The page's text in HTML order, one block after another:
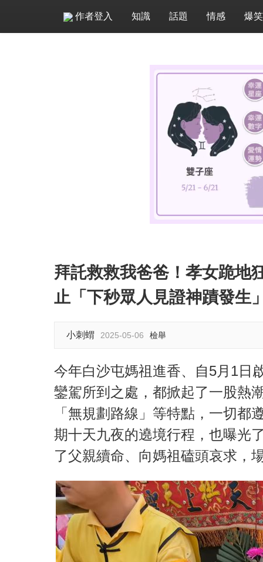
作者登入 知識 話題 情感 爆笑
拜託救救我爸爸！孝女跪
止「下秒眾人見證神蹟發生
小刺蝟 2025-05-06 檢舉
今年白沙屯媽祖進香、自5月1日
鑾駕所到之處，都掀起了一股熱
「無規劃路線」等特點，一切
期十天九夜的遶境行程，也曝光
了父親續命、向媽祖磕頭哀求，